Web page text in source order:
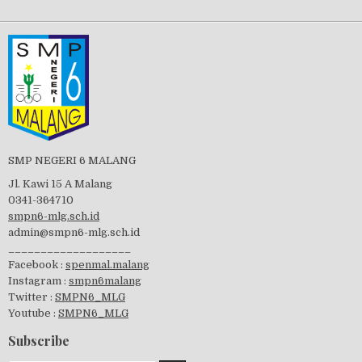
Tes Matrikulasi 2019
visitasi PPK 2019
GSF 2019
SMP NEGERI 6 MALANG
Jl. Kawi 15 A Malang
0341-364710
smpn6-mlg.sch.id
admin@smpn6-mlg.sch.id
Facebook : spenmal.malang
Instagram : smpn6malang
Twitter : SMPN6_MLG
Youtube : SMPN6_MLG
Subscribe